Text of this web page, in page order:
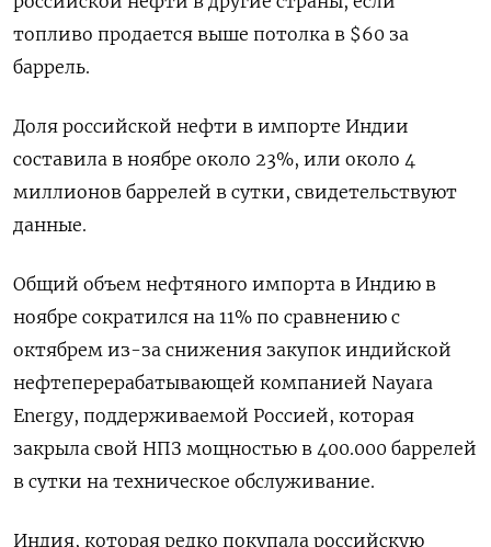
топливо продается выше потолка в $60 за
баррель.
Доля российской нефти в импорте Индии
составила в ноябре около 23%, или около 4
миллионов баррелей в сутки, свидетельствуют
данные.
Общий объем нефтяного импорта в Индию в
ноябре сократился на 11% по сравнению с
октябрем из-за снижения закупок индийской
нефтеперерабатывающей компанией Nayara
Energy, поддерживаемой Россией, которая
закрыла свой НПЗ мощностью в 400.000 баррелей
в сутки на техническое обслуживание.
Индия, которая редко покупала российскую